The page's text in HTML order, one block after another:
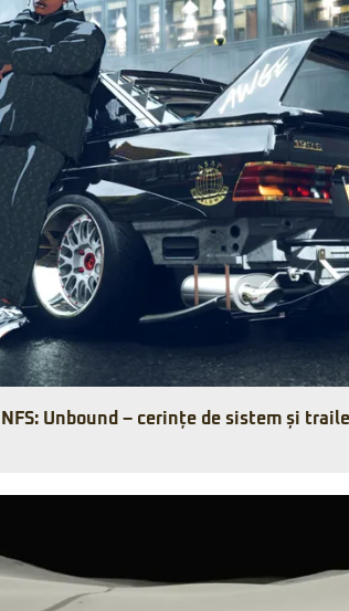
NFS: Unbound – cerințe de sistem și